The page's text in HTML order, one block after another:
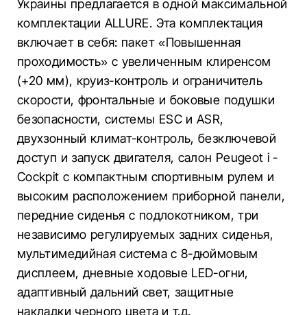
Украины предлагается в одной максимальной
комплектации ALLURE. Эта комплектация
включает в себя: пакет «Повышенная
проходимость» с увеличенным клиренсом
(+20 мм), круиз-контроль и ограничитель
скорости, фронтальные и боковые подушки
безопасности, системы ESC и ASR,
двухзонный климат-контроль, безключевой
доступ и запуск двигателя, салон Peugeot i -
Cockpit с компактным спортивным рулем и
высоким расположением приборной панели,
передние сиденья с подлокотником, три
независимо регулируемых задних сиденья,
мультимедийная система с 8-дюймовым
дисплеем, дневные ходовые LED-огни,
адаптивный дальний свет, защитные
накладки черного цвета и т.д.